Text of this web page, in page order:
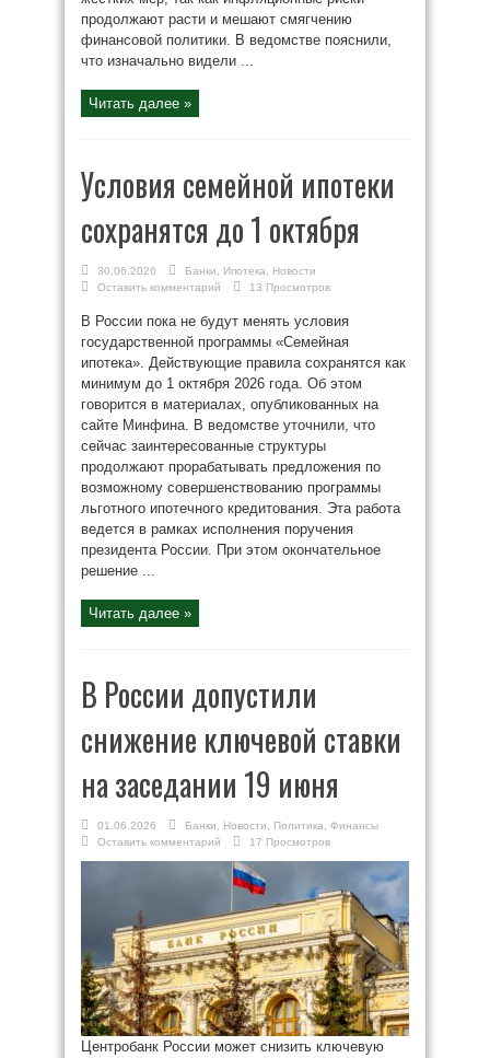
продолжают расти и мешают смягчению
финансовой политики. В ведомстве пояснили,
что изначально видели ...
Читать далее »
Условия семейной ипотеки
сохранятся до 1 октября
30.06.2026 Банки Ипотека
Новости
Оставить комментарий
13 Просмотров
В России пока не будут менять условия
государственной программы «Семейная
ипотека». Действующие правила сохранятся как
минимум до 1 октября 2026 года. Об этом
говорится в материалах, опубликованных на
сайте Минфина. В ведомстве уточнили, что
сейчас заинтересованные структуры
продолжают прорабатывать предложения по
возможному совершенствованию программы
льготного ипотечного кредитования. Эта работа
ведется в рамках исполнения поручения
президента России. При этом окончательное
решение ...
Читать далее »
В России допустили
снижение ключевой ставки
на заседании 19 июня
01.06.2026 Банки Новости Политика
Финансы
Оставить комментарий
17 Просмотров
Центробанк России может снизить ключевую